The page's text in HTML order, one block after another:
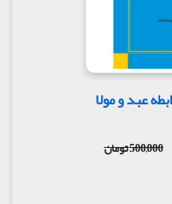
عبد و مولا
500,000 تومان